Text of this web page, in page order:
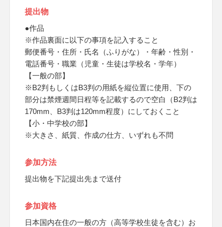
提出物
●作品
※作品裏面に以下の事項を記入すること
郵便番号・住所・氏名（ふりがな）・年齢・性別・
電話番号・職業（児童・生徒は学校名・学年）
【一般の部】
※B2判もしくはB3判の用紙を縦位置に使用、下の
部分は禁煙週間日程等を記載するので空白（B2判は
170mm、B3判は120mm程度）にしておくこと
【小・中学校の部】
※大きさ、紙質、作成の仕方、いずれも不問
参加方法
提出物を下記提出先まで送付
参加資格
日本国内在住の一般の方（高等学校生徒を含む）お